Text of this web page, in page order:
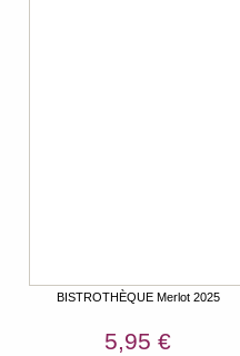
BISTROTHÈQUE Merlot 2025
5,95 €